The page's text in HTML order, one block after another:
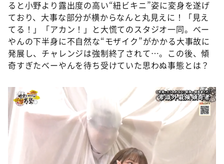
ると小野より露出度の高い“紐ビキニ”姿に変身を遂げ
ており、大事な部分が横からなんと丸見えに！「見え
てる！」「アカン！」と大慌てのスタジオ一同。べー
やんの下半身に不自然な“モザイク”がかかる大事故に
発展し、チャレンジは強制終了されて…。この後、傾
奇すぎたべーやんを待ち受けていた思わぬ事態とは？